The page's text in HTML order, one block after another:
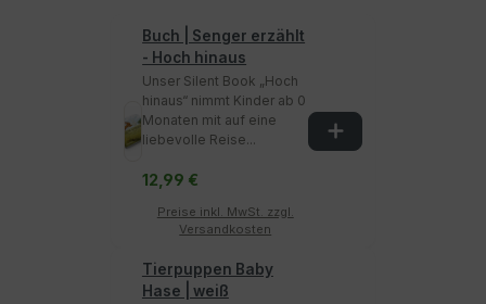
Buch | Senger erzählt
- Hoch hinaus
Unser Silent Book „Hoch
hinaus“ nimmt Kinder ab 0
Monaten mit auf eine
liebevolle Reise...
12,99 €
Preise inkl. MwSt. zzgl.
Versandkosten
Tierpuppen Baby
Hase | weiß